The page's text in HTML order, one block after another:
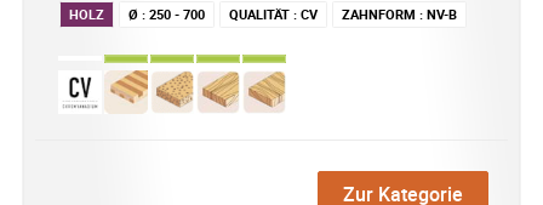
HOLZ Ø : 250 - 700 QUALITÄT : CV ZAHNFORM : NV-B
Zur Kategorie